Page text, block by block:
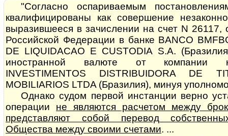
"Согласно оспариваемым
квалифицированы как совершение
выразившееся в зачислении на счет N 26117,
Рос­сий­с­кой Федерации в банке BANCO
DE LIQUIDACAO E CUSTODIA S.A.
иностранной валюте от компании
INVESTIMENTOS DIS­T­RI­BU­I­DO­RA DE
MOBILIARIOS LTDA (Бра­зи­лия), минуя
Однако судом первой инстанции верно
операции не являются расчетом между
представляют собой перевод
Общества между своими счетами. ...